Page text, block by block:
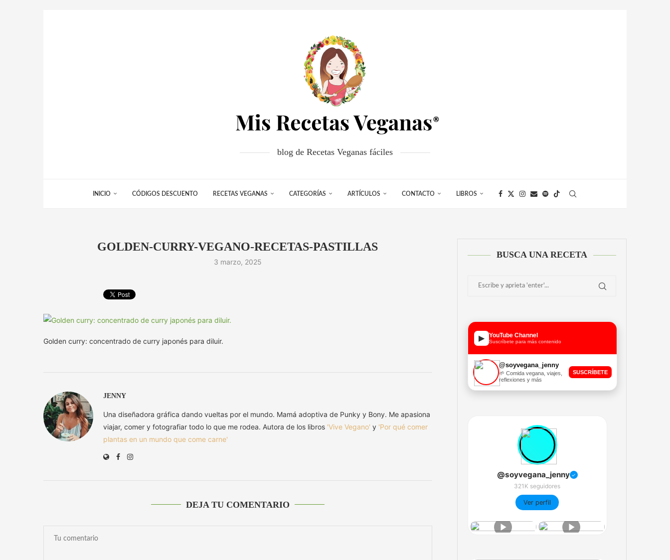
blog de Recetas Veganas fáciles
INICIO CÓDIGOS DESCUENTO RECETAS VEGANAS CATEGORÍAS ARTÍCULOS CONTACTO LIBROS
GOLDEN-CURRY-VEGANO-RECETAS-PASTILLAS
3 marzo, 2025
Golden curry: concentrado de curry japonés para diluir.
JENNY
Una diseñadora gráfica dando vueltas por el mundo. Mamá adoptiva de Punky y Bony. Me apasiona
viajar, comer y fotografiar todo lo que me rodea. Autora de los libros 'Vive Vegano' y 'Por qué comer
plantas en un mundo que come carne'
DEJA TU COMENTARIO
BUSCA UNA RECETA
▶ YouTube Channel
Suscríbete para más contenido
@soyvegana_jenny
🌱 Comida vegana, viajes,
reflexiones y más
SUSCRÍBETE
@soyvegana_jenny ✓
321K seguidores
Ver perfil